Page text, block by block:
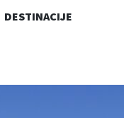
DESTINACIJE